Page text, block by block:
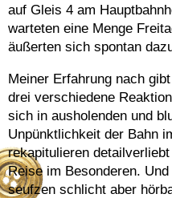
auf Gleis 4 am
warteten eine Menge
äußerten sich spontan
Meiner Erfahrung nach
drei verschiedene
sich in ausholenden und
Unpünktlichkeit der Bahn
rekapitulieren
Reise im Besonderen.
seufzen schlicht aber